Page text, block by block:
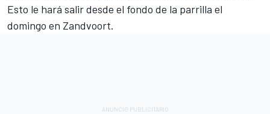
Esto le hará salir desde el fondo de la parrilla el
domingo en Zandvoort.